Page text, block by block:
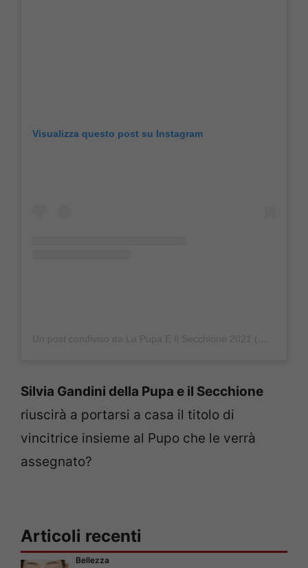
Visualizza questo post su Instagram
Silvia Gandini della Pupa e il Secchione
riuscirà a portarsi a casa il titolo di
vincitrice insieme al Pupo che le verrà
assegnato?
Articoli recenti
Bellezza